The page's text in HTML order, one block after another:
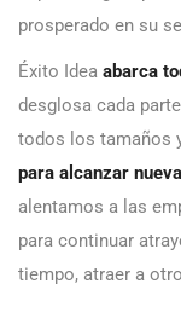
prosperado en su
Éxito Idea abarca
desglosa cada
todos los tamaños
para alcanzar
alentamos a las
para continuar
tiempo, atraer a